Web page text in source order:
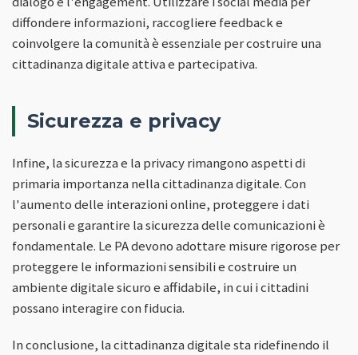
diffondere informazioni, raccogliere feedback e
coinvolgere la comunità è essenziale per costruire una
cittadinanza digitale attiva e partecipativa.
Sicurezza e privacy
Infine, la sicurezza e la privacy rimangono aspetti di
primaria importanza nella cittadinanza digitale. Con
l'aumento delle interazioni online, proteggere i dati
personali e garantire la sicurezza delle comunicazioni è
fondamentale. Le PA devono adottare misure rigorose per
proteggere le informazioni sensibili e costruire un
ambiente digitale sicuro e affidabile, in cui i cittadini
possano interagire con fiducia.
In conclusione, la cittadinanza digitale sta ridefinendo il